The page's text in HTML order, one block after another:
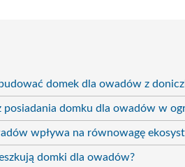
domek dla owadów z
posiadania domku dla owadów w
wpływa na równowagę
domki dla owadów?